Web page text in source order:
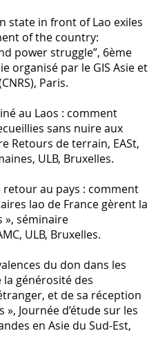
state in front of Lao exiles
of the country:
power struggle”, 6ème
organisé par le GIS Asie et
Paris.
au Laos : comment
sans nuire aux
Retours de terrain, EASt,
ULB, Bruxelles.
retour au pays : comment
lao de France gèrent la
», séminaire
ULB, Bruxelles.
du don dans les
générosité des
et de sa réception
Journée d’étude sur les
en Asie du Sud-Est,